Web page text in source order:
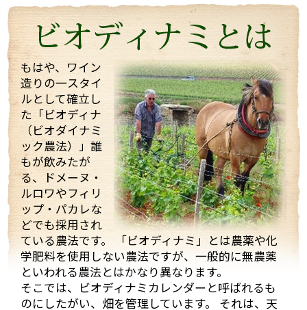
くれました。 途中で「もう大丈夫ですよ・・・」と言
っても、「これを飲んでくれ」と、どんどんいろいろ
なワインを持ってきてくれてワインや畑や自分の考え
などたくさん話していただきました！
そんな訪問の様子を一部まとめしたのでご覧くださ
い。 また動画も撮影したものをほんの少しまとめまし
たのでご一緒にどうぞ。 少しでもマルシャンの熱い思
いが伝わればいいなと思っています。
まず、着いて初めにマルシャンのヴィラージュクラス
の傑作ともいうべき、ワンランク上のブルゴーニュ・
ルージュ、「キュヴェ・アヴァロン」。
「キュヴェ・アヴァ
ロン」は、樹齢30年
もはや、ワイン
造りの一スタイ
ルとして確立し
た「ビオディナ
（ビオダイナミ
ック農法）」誰
もが飲みたが
る、ドメーヌ・
ルロワやフィリ
ップ・パカレな
どでも採用され
ている農法です。 「ビオディナミ」とは農薬や化
学肥料を使用しない農法ですが、一般的に無農薬
といわれる農法とはかなり異なります。
そこでは、ビオディナミカレンダーと呼ばれるも
のにしたがい、畑を管理しています。 それは、天